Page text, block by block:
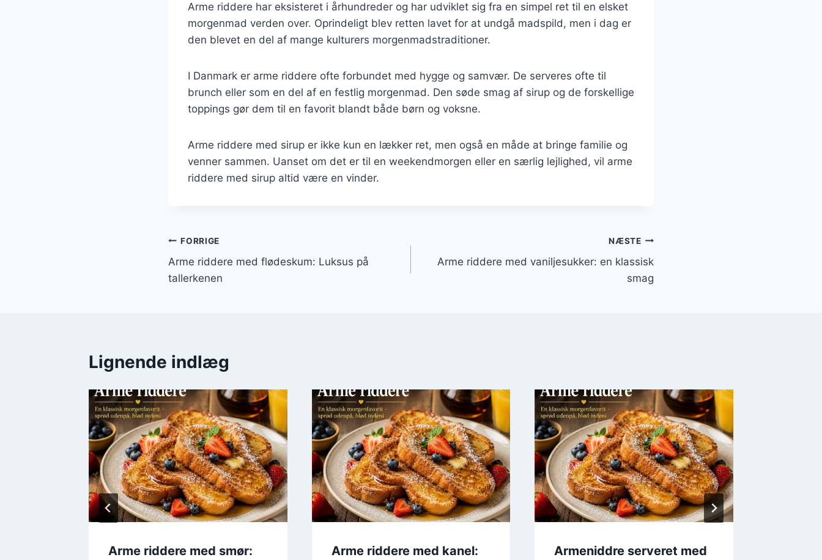
Arme riddere har eksisteret i århundreder og har udviklet sig fra en simpel ret til en elsket
morgenmad verden over. Oprindeligt blev retten lavet for at undgå madspild, men i dag er
den blevet en del af mange kulturers morgenmadstraditioner.
I Danmark er arme riddere ofte forbundet med hygge og samvær. De serveres ofte til
brunch eller som en del af en festlig morgenmad. Den søde smag af sirup og de forskellige
toppings gør dem til en favorit blandt både børn og voksne.
Arme riddere med sirup er ikke kun en lækker ret, men også en måde at bringe familie og
venner sammen. Uanset om det er til en weekendmorgen eller en særlig lejlighed, vil arme
riddere med sirup altid være en vinder.
Indlægsnavigation
FORRIGE
Arme riddere med flødeskum: Luksus på
tallerkenen
NÆSTE
Arme riddere med vaniljesukker: en klassisk
smag
Lignende indlæg
Arme riddere med smør: Arme riddere med kanel: Armeniddre serveret med